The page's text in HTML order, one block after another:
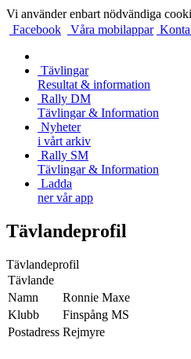
Vi använder enbart nödvändiga
Facebook Våra mobilappar
Tävlingar
Resultat & information
Rally DM
Tävlingar & Information
Nyheter
i vårt arkiv
Rally SM
Tävlingar & Information
Ladda
ner vår app
Tävlandeprofil
Tävlandeprofil
Tävlande
Namn
Ronnie Maxe
Klubb
Finspång MS
Postadress Rejmyre